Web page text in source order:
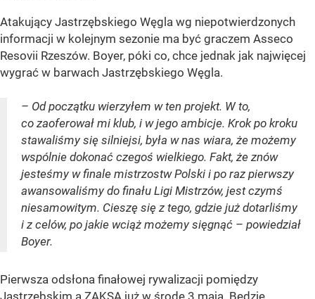
Atakujący Jastrzębskiego Węgla wg niepotwierdzonych
informacji w kolejnym sezonie ma być graczem Asseco
Resovii Rzeszów. Boyer, póki co, chce jednak jak najwięcej
wygrać w barwach Jastrzębskiego Węgla.
– Od początku wierzyłem w ten projekt. W to,
co zaoferował mi klub, i w jego ambicje. Krok po kroku
stawaliśmy się silniejsi, była w nas wiara, że możemy
wspólnie dokonać czegoś wielkiego. Fakt, że znów
jesteśmy w finale mistrzostw Polski i po raz pierwszy
awansowaliśmy do finału Ligi Mistrzów, jest czymś
niesamowitym. Cieszę się z tego, gdzie już dotarliśmy
i z celów, po jakie wciąż możemy sięgnąć – powiedział
Boyer.
Pierwsza odsłona finałowej rywalizacji pomiędzy
Jastrzębskim a ZAKSĄ już w środę 3 maja. Będzie